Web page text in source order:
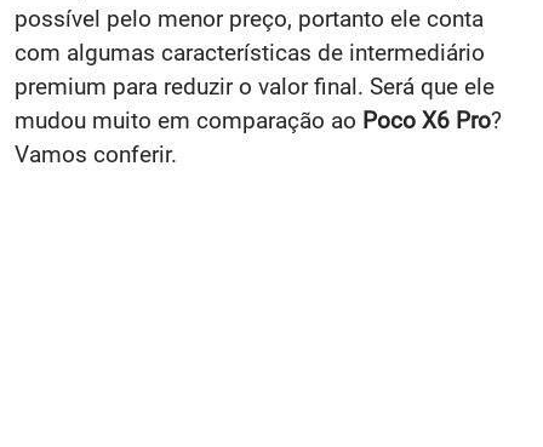
possível pelo menor preço, portanto ele conta
com algumas características de intermediário
premium para reduzir o valor final. Será que ele
mudou muito em comparação ao Poco X6 Pro?
Vamos conferir.